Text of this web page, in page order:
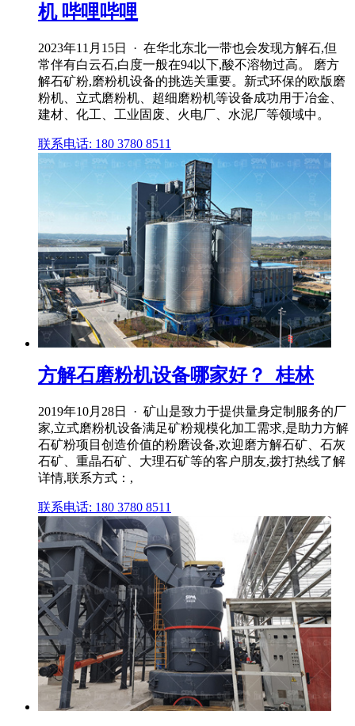
机 哔哩哔哩
2023年11月15日 · 在华北东北一带也会发现方解石,但
常伴有白云石,白度一般在94以下,酸不溶物过高。 磨方
解石矿粉,磨粉机设备的挑选关重要。新式环保的欧版磨
粉机、立式磨粉机、超细磨粉机等设备成功用于冶金、
建材、化工、工业固废、火电厂、水泥厂等领域中。
联系电话: 180 3780 8511
方解石磨粉机设备哪家好？_桂林
2019年10月28日 · 矿山是致力于提供量身定制服务的厂
家,立式磨粉机设备满足矿粉规模化加工需求,是助力方解
石矿粉项目创造价值的粉磨设备,欢迎磨方解石矿、石灰
石矿、重晶石矿、大理石矿等的客户朋友,拨打热线了解
详情,联系方式：,
联系电话: 180 3780 8511